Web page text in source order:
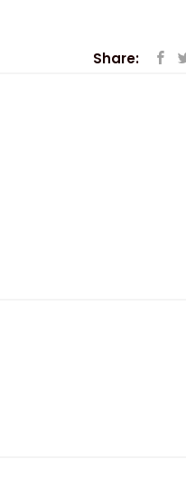
Share: